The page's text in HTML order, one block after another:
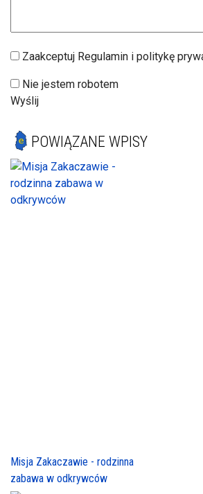
Zaakceptuj Regulamin i politykę
Nie jestem robotem
Wyślij
POWIĄZANE WPISY
Misja Zakaczawie - rodzinna
zabawa w odkrywców